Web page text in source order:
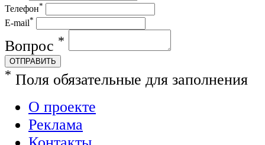
Телефон*
E-mail*
Вопрос *
ОТПРАВИТЬ
* Поля обязательные для заполнения
О проекте
Реклама